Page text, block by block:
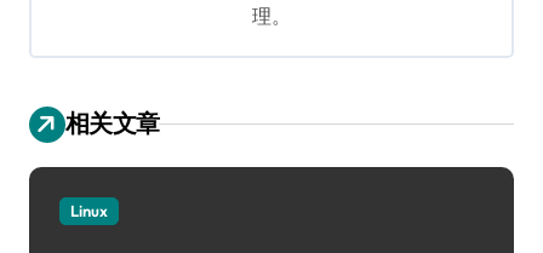
理。
相关文章
Linux